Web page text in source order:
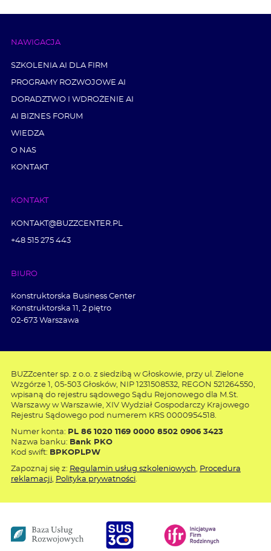
NAWIGACJA
SZKOLENIA AI DLA FIRM
PROGRAMY ROZWOJOWE AI
DORADZTWO I WDROŻENIE AI
AI BIZNES FORUM
WIEDZA
O NAS
KONTAKT
KONTAKT
KONTAKT@BUZZCENTER.PL
+48 515 275 443
BIURO
Konstruktorska Business Center
Konstruktorska 11, 2 piętro
02-673 Warszawa
BUZZcenter sp. z o.o. z siedzibą w Głoskowie, przy ul. Zielone
Wzgórze 1, 05-503 Głosków, NIP 1231508532, REGON 521264550,
wpisaną do rejestru sądowego Sądu Rejonowego dla M.St.
Warszawy w Warszawie, XIV Wydział Gospodarczy Krajowego
Rejestru Sądowego pod numerem KRS 0000954518.
Numer konta: PL 86 1020 1169 0000 8502 0906 3423
Nazwa banku: Bank PKO
Kod swift: BPKOPLPW
Zapoznaj się z: Regulamin usług szkoleniowych, Procedura
reklamacji, Polityka prywatności.